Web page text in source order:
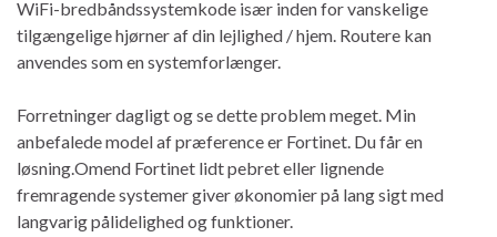
WiFi-bredbåndssystemkode især inden for vanskelige
tilgængelige hjørner af din lejlighed / hjem. Routere kan
anvendes som en systemforlænger.
Forretninger dagligt og se dette problem meget. Min
anbefalede model af præference er Fortinet. Du får en
løsning.Omend Fortinet lidt pebret eller lignende
fremragende systemer giver økonomier på lang sigt med
langvarig pålidelighed og funktioner.